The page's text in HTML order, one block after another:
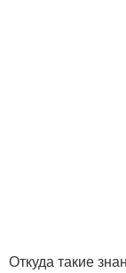
Откуда такие